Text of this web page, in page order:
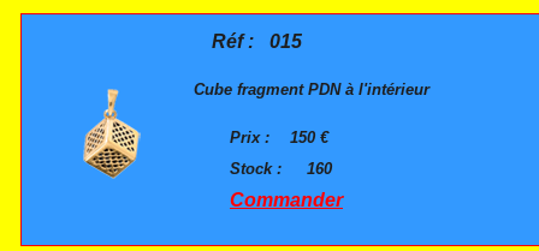
Réf : 015
Cube fragment PDN à l'intérieur
Prix :
150 €
Stock :
160
Commander